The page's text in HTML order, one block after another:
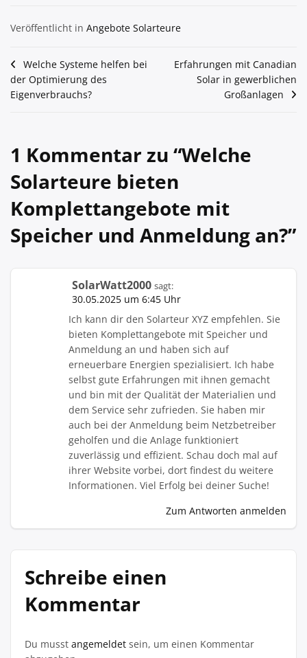
Veröffentlicht in Angebote Solarteure
Beitragsnavigation
Welche Systeme helfen bei
der Optimierung des
Eigenverbrauchs?
Erfahrungen mit Canadian
Solar in gewerblichen
Großanlagen
1 Kommentar zu “Welche
Solarteure bieten
Komplettangebote mit
Speicher und Anmeldung an?”
SolarWatt2000 sagt:
30.05.2025 um 6:45 Uhr
Ich kann dir den Solarteur XYZ empfehlen. Sie
bieten Komplettangebote mit Speicher und
Anmeldung an und haben sich auf
erneuerbare Energien spezialisiert. Ich habe
selbst gute Erfahrungen mit ihnen gemacht
und bin mit der Qualität der Materialien und
dem Service sehr zufrieden. Sie haben mir
auch bei der Anmeldung beim Netzbetreiber
geholfen und die Anlage funktioniert
zuverlässig und effizient. Schau doch mal auf
ihrer Website vorbei, dort findest du weitere
Informationen. Viel Erfolg bei deiner Suche!
Zum Antworten anmelden
Schreibe einen
Kommentar
Du musst angemeldet sein, um einen Kommentar